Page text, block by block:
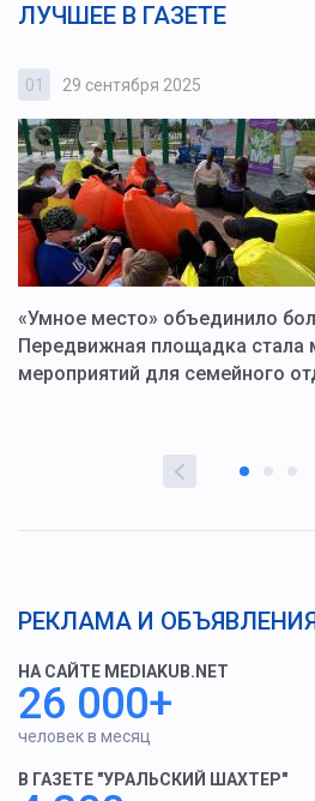
ЛУЧШЕЕ В ГАЗЕТЕ
01 29 сентября 2025
«Умное место» объединило
Передвижная площадка стала
мероприятий для семейного
РЕКЛАМА И
НА САЙТЕ MEDIAKUB.NET
26 000+
человек в месяц
В ГАЗЕТЕ "УРАЛЬСКИЙ ШАХТЕР"